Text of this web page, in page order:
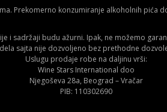
Prekomerno konzumiranje alkoholnih pića
i sadržaji budu ažurni. Ipak, ne možemo
sajta nije dozvoljeno bez prethodne
Uslugu prodaje robe na daljinu vrši:
Wine Stars International doo
Njegoševa 28a, Beograd – Vračar
PIB: 110302690